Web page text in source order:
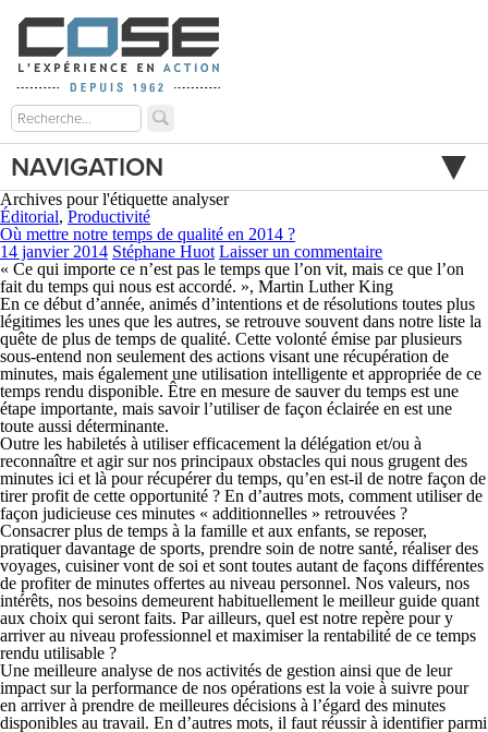
NAVIGATION
Archives pour l'étiquette analyser
Éditorial, Productivité
Où mettre notre temps de qualité en 2014 ?
14 janvier 2014 Stéphane Huot Laisser un commentaire
« Ce qui importe ce n’est pas le temps que l’on vit, mais ce que l’on
fait du temps qui nous est accordé. », Martin Luther King
En ce début d’année, animés d’intentions et de résolutions toutes plus
légitimes les unes que les autres, se retrouve souvent dans notre liste la
quête de plus de temps de qualité. Cette volonté émise par plusieurs
sous-entend non seulement des actions visant une récupération de
minutes, mais également une utilisation intelligente et appropriée de ce
temps rendu disponible. Être en mesure de sauver du temps est une
étape importante, mais savoir l’utiliser de façon éclairée en est une
toute aussi déterminante.
Outre les habiletés à utiliser efficacement la délégation et/ou à
reconnaître et agir sur nos principaux obstacles qui nous grugent des
minutes ici et là pour récupérer du temps, qu’en est-il de notre façon de
tirer profit de cette opportunité ? En d’autres mots, comment utiliser de
façon judicieuse ces minutes « additionnelles » retrouvées ?
Consacrer plus de temps à la famille et aux enfants, se reposer,
pratiquer davantage de sports, prendre soin de notre santé, réaliser des
voyages, cuisiner vont de soi et sont toutes autant de façons différentes
de profiter de minutes offertes au niveau personnel. Nos valeurs, nos
intérêts, nos besoins demeurent habituellement le meilleur guide quant
aux choix qui seront faits. Par ailleurs, quel est notre repère pour y
arriver au niveau professionnel et maximiser la rentabilité de ce temps
rendu utilisable ?
Une meilleure analyse de nos activités de gestion ainsi que de leur
impact sur la performance de nos opérations est la voie à suivre pour
en arriver à prendre de meilleures décisions à l’égard des minutes
disponibles au travail. En d’autres mots, il faut réussir à identifier parmi